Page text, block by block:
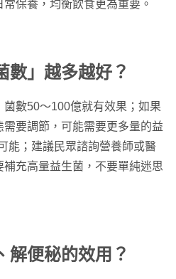
保養，均衡飲食更為重要。
數」越多越好？
數50～100億就有效果；如果
要調節，可能需要更多量的益
能；建議民眾諮詢營養師或醫
充高量益生菌，不要單純迷思
解便秘的效用？